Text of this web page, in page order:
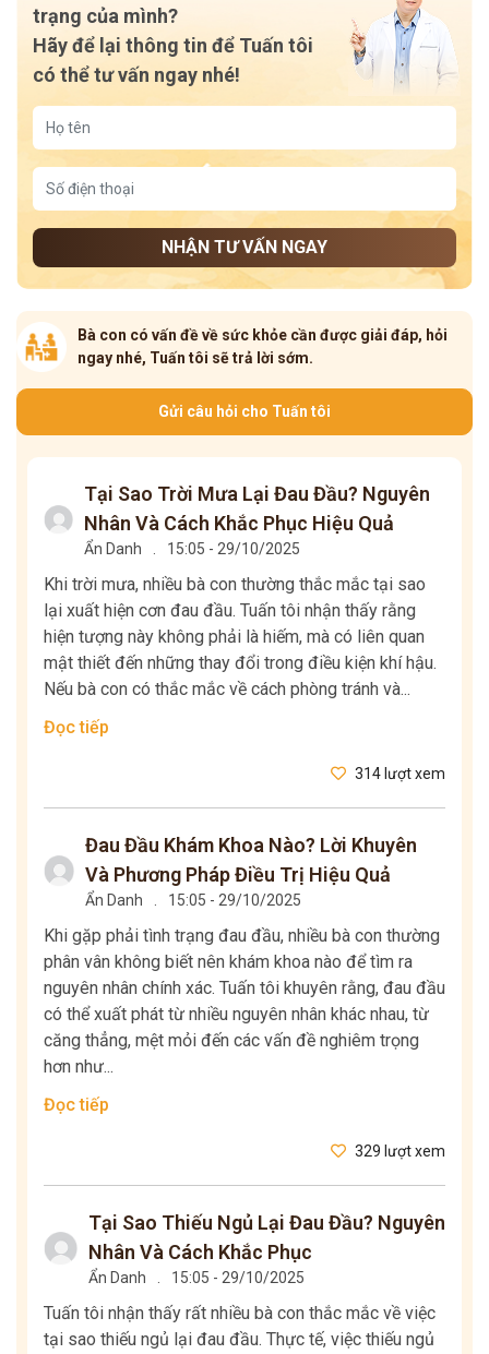
trạng của mình?
Hãy để lại thông tin để Tuấn tôi
có thể tư vấn ngay nhé!
NHẬN TƯ VẤN NGAY
Bà con có vấn đề về sức khỏe cần được giải đáp, hỏi
ngay nhé, Tuấn tôi sẽ trả lời sớm.
Gửi câu hỏi cho Tuấn tôi
Tại Sao Trời Mưa Lại Đau Đầu? Nguyên
Nhân Và Cách Khắc Phục Hiệu Quả
Ẩn Danh 15:05 - 29/10/2025
Khi trời mưa, nhiều bà con thường thắc mắc tại sao
lại xuất hiện cơn đau đầu. Tuấn tôi nhận thấy rằng
hiện tượng này không phải là hiếm, mà có liên quan
mật thiết đến những thay đổi trong điều kiện khí hậu.
Nếu bà con có thắc mắc về cách phòng tránh và...
Đọc tiếp
314 lượt xem
Đau Đầu Khám Khoa Nào? Lời Khuyên
Và Phương Pháp Điều Trị Hiệu Quả
Ẩn Danh 15:05 - 29/10/2025
Khi gặp phải tình trạng đau đầu, nhiều bà con thường
phân vân không biết nên khám khoa nào để tìm ra
nguyên nhân chính xác. Tuấn tôi khuyên rằng, đau đầu
có thể xuất phát từ nhiều nguyên nhân khác nhau, từ
căng thẳng, mệt mỏi đến các vấn đề nghiêm trọng
hơn như...
Đọc tiếp
329 lượt xem
Tại Sao Thiếu Ngủ Lại Đau Đầu? Nguyên
Nhân Và Cách Khắc Phục
Ẩn Danh 15:05 - 29/10/2025
Tuấn tôi nhận thấy rất nhiều bà con thắc mắc về việc
tại sao thiếu ngủ lại đau đầu. Thực tế, việc thiếu ngủ